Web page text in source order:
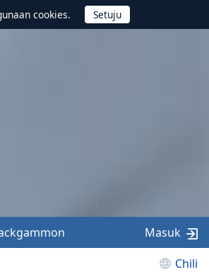
cookies.
Chili
Masuk